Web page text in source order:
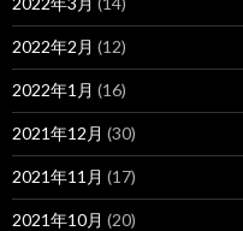
2022年2月 (12)
2022年1月 (16)
2021年12月 (30)
2021年11月 (17)
2021年10月 (20)